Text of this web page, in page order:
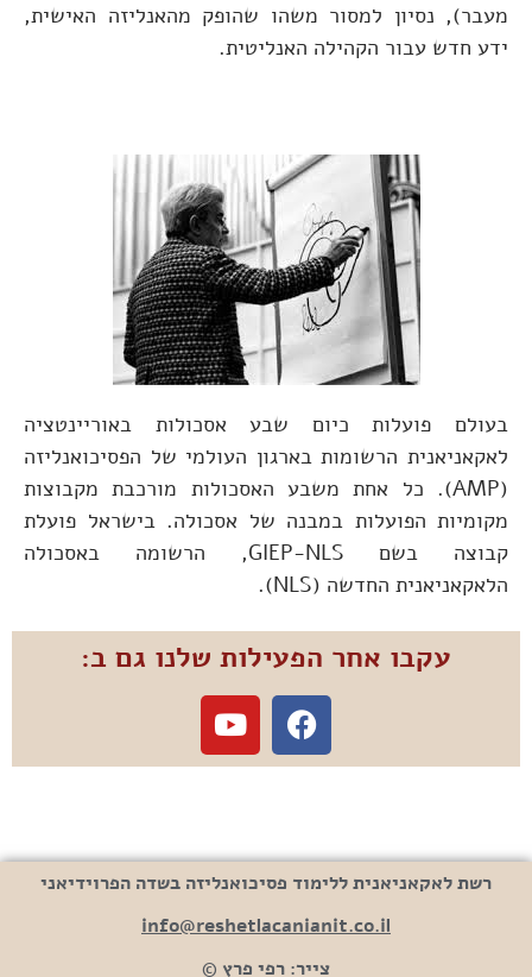
מעבר), נסיון למסור משהו שהופק מהאנליזה האישית,
ידע חדש עבור הקהילה האנליטית.
בעולם פועלות כיום שבע אסכולות באוריינטציה
לאקאניאנית הרשומות בארגון העולמי של הפסיכואנליזה
(AMP). כל אחת משבע האסכולות מורכבת מקבוצות
מקומיות הפועלות במבנה של אסכולה. בישראל פועלת
קבוצה בשם GIEP-NLS, הרשומה באסכולה
הלאקאניאנית החדשה (NLS).
עקבו אחר הפעילות שלנו גם ב:
רשת לאקאניאנית ללימוד פסיכואנליזה בשדה הפרוידיאני
info@reshetlacanianit.co.il
צייר: רפי פרץ ©